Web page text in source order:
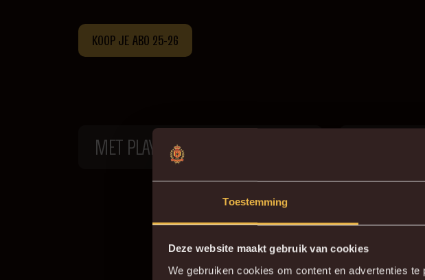
Toestemming
Deze website maakt gebruik van cookies
We gebruiken cookies om content en advertenties
KOOP JE ABO 25-26
MET PLAY OFFS